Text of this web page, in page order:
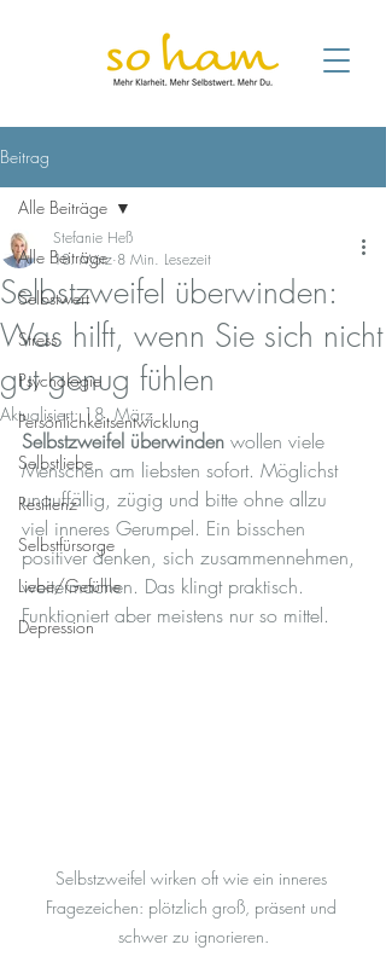
Beitrag
Alle Beiträge
Selbstwert
Stress
Psychologie
Persönlichkeitsentwicklung
Selbstliebe
Resilienz
Selbstfürsorge
Liebe/Gefühle
Depression
Alle Beiträge
Selbstzweifel überwinden:
Was hilft, wenn Sie sich nicht
gut genug fühlen
Stefanie Heß
18. März 8 Min. Lesezeit
Aktualisiert: 18. März
Selbstzweifel überwinden wollen viele
Menschen am liebsten sofort. Möglichst
unauffällig, zügig und bitte ohne allzu
viel inneres Gerumpel. Ein bisschen
positiver denken, sich zusammennehmen,
weitermachen. Das klingt praktisch.
Funktioniert aber meistens nur so mittel.
Selbstzweifel wirken oft wie ein inneres
Fragezeichen: plötzlich groß, präsent und
schwer zu ignorieren.